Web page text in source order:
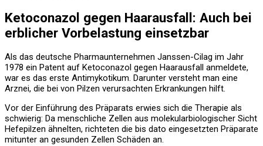
Ketoconazol gegen Haarausfall: Auch bei
erblicher Vorbelastung einsetzbar
Als das deutsche Pharmaunternehmen Janssen-Cilag im Jahr
1978 ein Patent auf Ketoconazol gegen Haarausfall anmeldete,
war es das erste Antimykotikum. Darunter versteht man eine
Arznei, die bei von Pilzen verursachten Erkrankungen hilft.
Vor der Einführung des Präparats erwies sich die Therapie als
schwierig: Da menschliche Zellen aus molekularbiologischer Sicht
Hefepilzen ähnelten, richteten die bis dato eingesetzten Präparate
mitunter an gesunden Zellen Schäden an.